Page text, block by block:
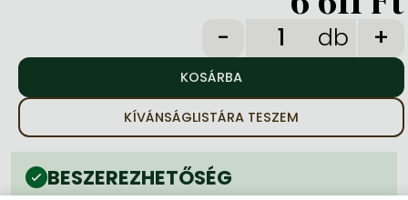
One-Punch Man manga
db
KÍVÁNSÁGLISTÁRA TESZEM
BESZEREZHETŐSÉG